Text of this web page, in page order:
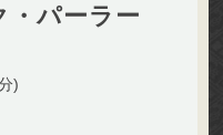
・パーラー
)